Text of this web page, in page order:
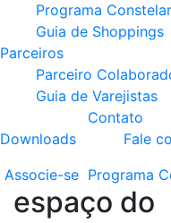
Programa Constelar
Guia de Shoppings
Parceiros
Parceiro
Guia de Varejistas
Downloads
Contato
Fale
Associe-se Programa
espaço do